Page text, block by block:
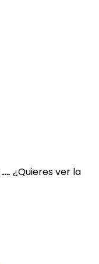
.... ¿Quieres ver la